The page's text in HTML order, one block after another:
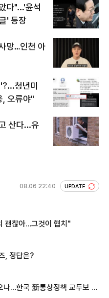
다"...'윤석
' 등장
망…인천 아
청년미
, 오류야"
산다...유
08.06 22:40 UPDATE
괜찮아…그것이 협치"
, 정답은?
나…한국 新통상정책 교두보 활